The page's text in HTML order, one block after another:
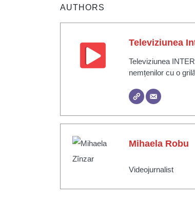
AUTHORS
Televiziunea
Televiziunea
nemțenilor cu o
Mihaela Robu
Videojurnalist